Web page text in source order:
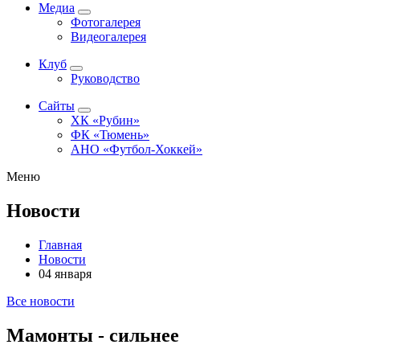
Медиа
Фотогалерея
Видеогалерея
Клуб
Руководство
Сайты
ХК «Рубин»
ФК «Тюмень»
АНО «Футбол-Хоккей»
Меню
Новости
Главная
Новости
04 января
Все новости
Мамонты - сильнее